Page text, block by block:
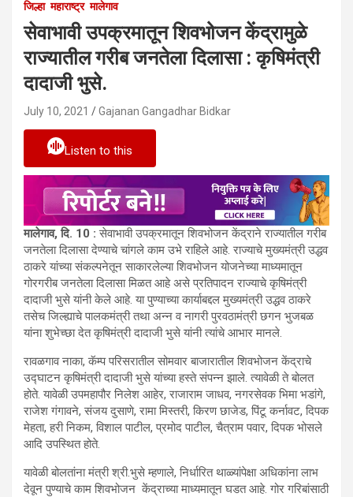
जिल्हा महाराष्ट्र मालेगाव
सेवाभावी उपक्रमातून शिवभोजन केंद्रामुळे
राज्यातील गरीब जनतेला दिलासा : कृषिमंत्री
दादाजी भुसे.
July 10, 2021 Gajanan Gangadhar Bidkar
Listen to this
मालेगाव,दि. 10 :सेवाभावी उपक्रमातून शिवभोजन केंद्राने राज्यातील गरीब
जनतेला दिलासा देण्याचे चांगले काम उभे राहिले आहे. राज्याचे मुख्यमंत्री उद्धव
ठाकरे यांच्या संकल्पनेतून साकारलेल्या शिवभोजन योजनेच्या माध्यमातून
गोरगरीब जनतेला दिलासा मिळत आहे असे प्रतिपादन राज्याचे कृषिमंत्री
दादाजी भुसे यांनी केले आहे. या पुण्याच्या कार्याबद्दल मुख्यमंत्री उद्धव ठाकरे
तसेच जिल्ह्याचे पालकमंत्री तथा अन्न व नागरी पुरवठामंत्री छगन भुजबळ
यांना शुभेच्छा देत कृषिमंत्री दादाजी भुसे यांनी त्यांचे आभार मानले.
रावळगाव नाका, कॅम्प परिसरातील सोमवार बाजारातील शिवभोजन केंद्राचे
उद्घाटन कृषिमंत्री दादाजी भुसे यांच्या हस्ते संपन्न झाले. त्यावेळी ते बोलत
होते. यावेळी उपमहापौर निलेश आहेर, राजाराम जाधव, नगरसेवक भिमा भडांगे,
राजेश गंगावने, संजय दुसाणे, रामा मिस्तरी, किरण छाजेड, पिंटू कर्नावट, दिपक
मेहता, हरी निकम, विशाल पाटील, प्रमोद पाटील, चैत्राम पवार, दिपक भोसले
आदि उपस्थित होते.
यावेळी बोलतांना मंत्री श्री.भुसे म्हणाले, निर्धारित थाळ्यांपेक्षा अधिकांना लाभ
देवून पुण्याचे काम शिवभोजन केंद्राच्या माध्यमातून घडत आहे. गोर गरिबांसाठी